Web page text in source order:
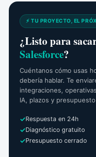
⚡ TU PROYECTO, EL
¿Listo para
Salesforce?
Cuéntanos cómo usas
debería hablar. Te
integraciones,
IA, plazos y
Respuesta en 24h
Diagnóstico gratuito
Presupuesto cerrado